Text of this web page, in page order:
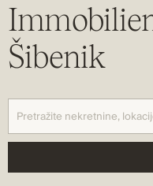
Šibenik